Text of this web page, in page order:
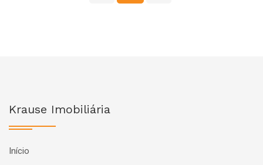
Krause Imobiliária
Início